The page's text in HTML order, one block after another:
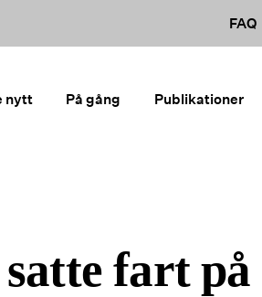
FAQ
nytt På gång Publikationer
fart på